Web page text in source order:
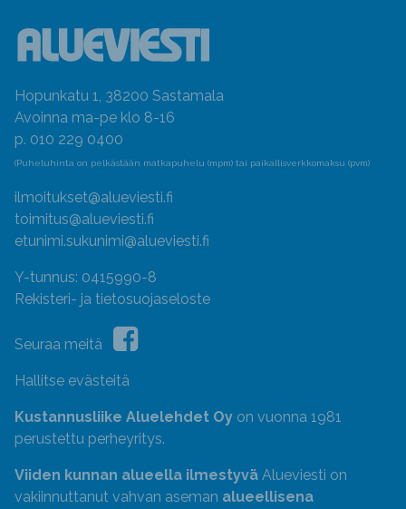
Hopunkatu 1, 38200 Sastamala
Avoinna ma-pe klo 8-16
p. 010 229 0400
(Puheluhinta on pelkästään matkapuhelu (mpm) tai paikallisverkkomaksu (pvm)
ilmoitukset@alueviesti.fi
toimitus@alueviesti.fi
etunimi.sukunimi@alueviesti.fi
Y-tunnus: 0415990-8
Rekisteri- ja tietosuojaseloste
Seuraa meitä
Hallitse evästeitä
Kustannusliike Aluelehdet Oy on vuonna 1981
perustettu perheyritys.
Viiden kunnan alueella ilmestyvä Alueviesti on
vakiinnuttanut vahvan aseman alueellisena